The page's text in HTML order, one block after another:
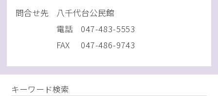
問合せ先
八千代台公民館
電話
047-483-5553
FAX
047-486-9743
キーワード検索